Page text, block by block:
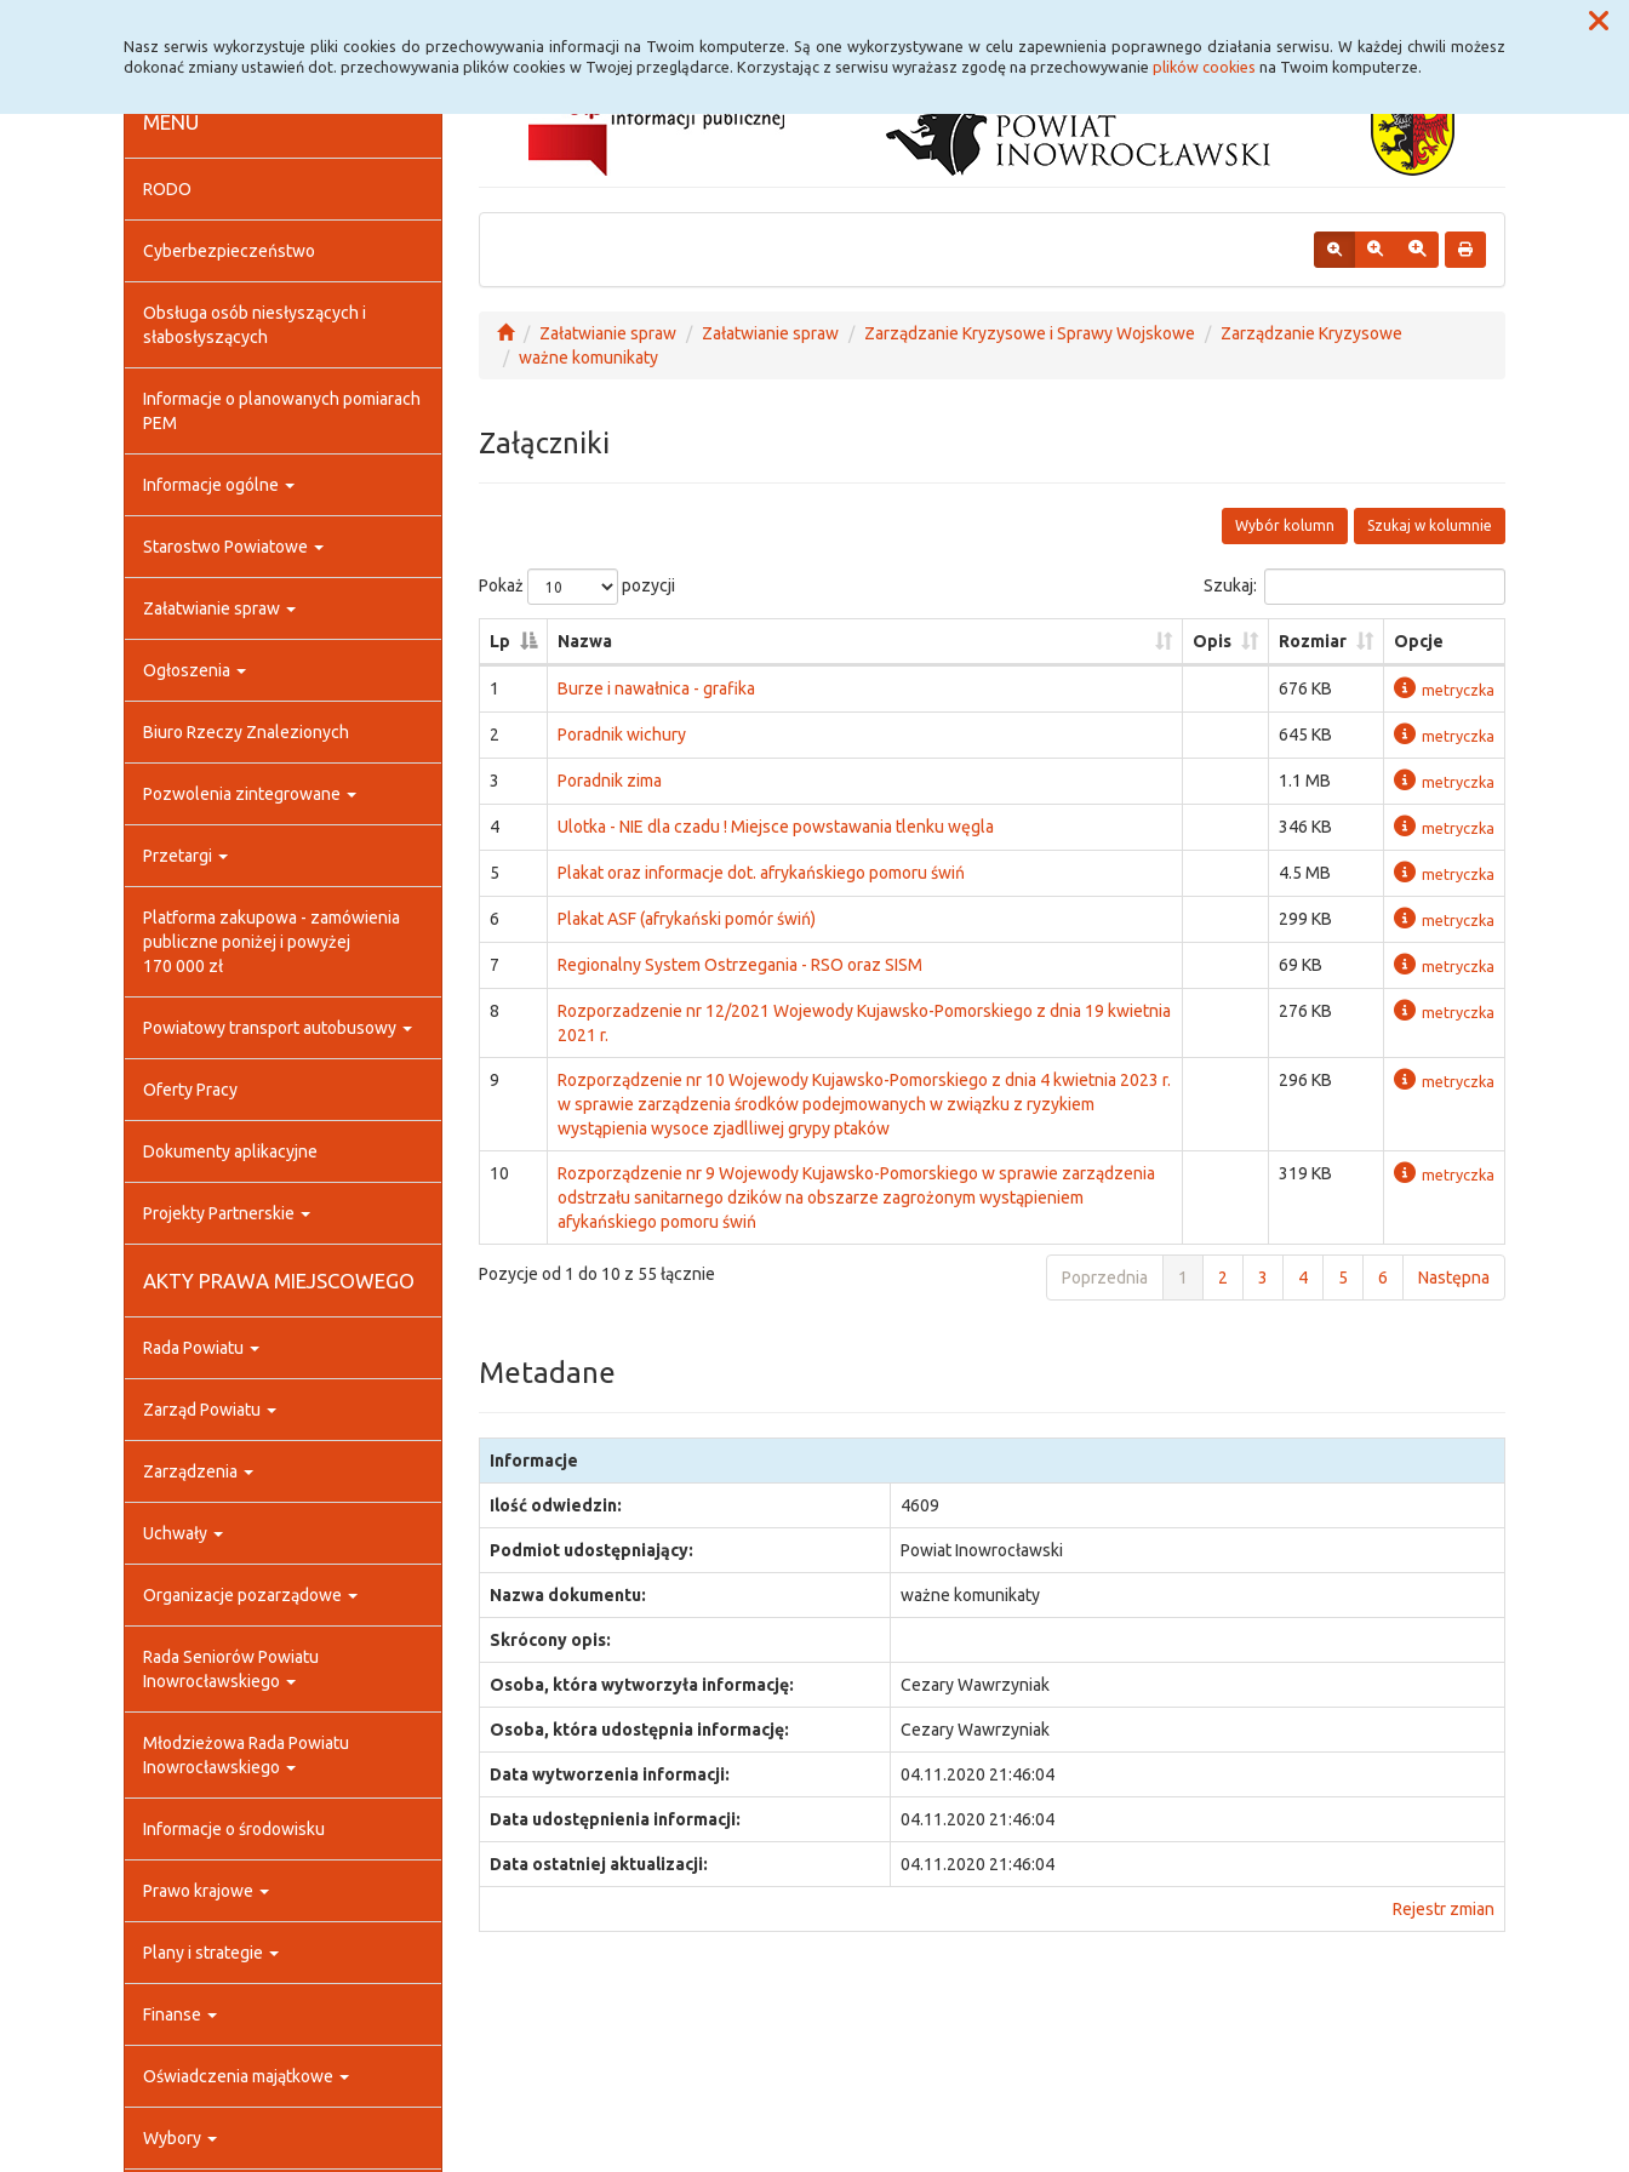
Nasz serwis wykorzystuje pliki cookies do przechowywania informacji na Twoim komputerze. Są one wykorzystywane w celu zapewnienia poprawnego działania serwisu. W każdej chwili możesz
dokonać zmiany ustawień dot. przechowywania plików cookies w Twojej przeglądarce. Korzystając z serwisu wyrażasz zgodę na przechowywanie plików cookies na Twoim komputerze.
MENU
RODO
Cyberbezpieczeństwo
Obsługa osób niesłyszących i
słabosłyszących
Informacje o planowanych pomiarach
PEM
Informacje ogólne
Starostwo Powiatowe
Załatwianie spraw
Ogłoszenia
Biuro Rzeczy Znalezionych
Pozwolenia zintegrowane
Przetargi
Platforma zakupowa - zamówienia
publiczne poniżej i powyżej
170 000 zł
Powiatowy transport autobusowy
Oferty Pracy
Dokumenty aplikacyjne
Projekty Partnerskie
AKTY PRAWA MIEJSCOWEGO
Rada Powiatu
Zarząd Powiatu
Zarządzenia
Uchwały
Organizacje pozarządowe
Rada Seniorów Powiatu
Inowrocławskiego
Młodzieżowa Rada Powiatu
Inowrocławskiego
Informacje o środowisku
Prawo krajowe
Plany i strategie
Finanse
Oświadczenia majątkowe
Wybory
Załatwianie spraw Załatwianie spraw Zarządzanie Kryzysowe i Sprawy Wojskowe
Zarządzanie Kryzysowe
ważne komunikaty
Załączniki
Szukaj w kolumnie
Wybór kolumn
Pokaż pozycji Szukaj:
Lp Nazwa Opis Rozmiar Opcje
1 Burze i nawałnica - grafika 676 KB metryczka
2 Poradnik wichury 645 KB metryczka
3 Poradnik zima 1.1 MB metryczka
4 Ulotka - NIE dla czadu ! Miejsce powstawania tlenku węgla 346 KB metryczka
5 Plakat oraz informacje dot. afrykańskiego pomoru świń 4.5 MB metryczka
6 Plakat ASF (afrykański pomór świń) 299 KB metryczka
7 Regionalny System Ostrzegania - RSO oraz SISM 69 KB metryczka
8
Rozporzadzenie nr 12/2021 Wojewody Kujawsko-Pomorskiego z dnia 19 kwietnia
2021 r.
276 KB metryczka
9
Rozporządzenie nr 10 Wojewody Kujawsko-Pomorskiego z dnia 4 kwietnia 2023 r.
w sprawie zarządzenia środków podejmowanych w związku z ryzykiem
wystąpienia wysoce zjadlliwej grypy ptaków
296 KB metryczka
10
Rozporządzenie nr 9 Wojewody Kujawsko-Pomorskiego w sprawie zarządzenia
odstrzału sanitarnego dzików na obszarze zagrożonym wystąpieniem
afykańskiego pomoru świń
319 KB metryczka
Pozycje od 1 do 10 z 55 łącznie Poprzednia 1 2 3 4 5 6 Następna
Metadane
Informacje
Ilość odwiedzin: 4609
Podmiot udostępniający: Powiat Inowrocławski
Nazwa dokumentu: ważne komunikaty
Skrócony opis:
Osoba, która wytworzyła informację: Cezary Wawrzyniak
Osoba, która udostępnia informację: Cezary Wawrzyniak
Data wytworzenia informacji: 04.11.2020 21:46:04
Data udostępnienia informacji: 04.11.2020 21:46:04
Data ostatniej aktualizacji: 04.11.2020 21:46:04
Rejestr zmian